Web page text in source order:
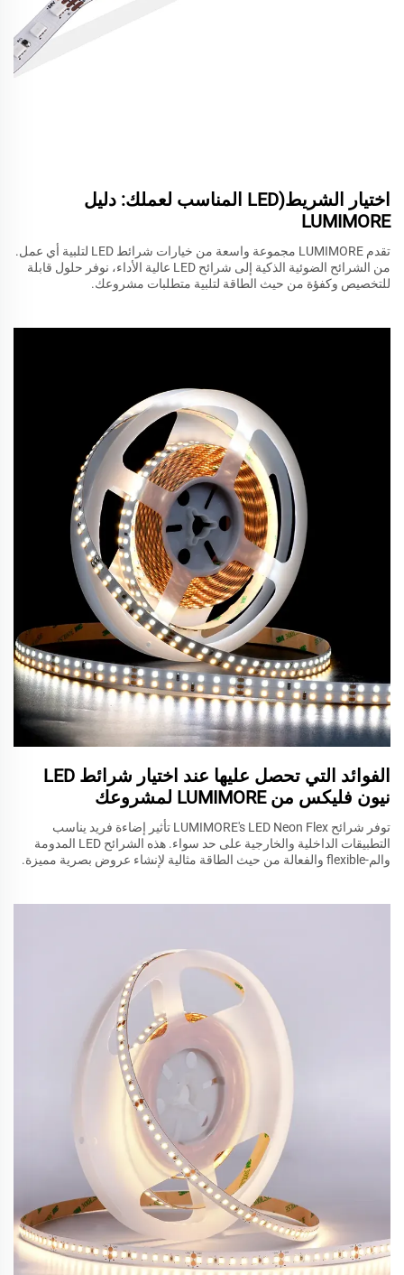
اختيار الشريط(LED المناسب لعملك: دليل
LUMIMORE
تقدم LUMIMORE مجموعة واسعة من خيارات شرائط LED لتلبية أي عمل.
من الشرائح الضوئية الذكية إلى شرائح LED عالية الأداء، نوفر حلول قابلة
للتخصيص وكفؤة من حيث الطاقة لتلبية متطلبات مشروعك.
الفوائد التي تحصل عليها عند اختيار شرائط LED
نيون فليكس من LUMIMORE لمشروعك
توفر شرائح LUMIMORE's LED Neon Flex تأثير إضاءة فريد يناسب
التطبيقات الداخلية والخارجية على حد سواء. هذه الشرائح LED المدومة
والم-flexible والفعالة من حيث الطاقة مثالية لإنشاء عروض بصرية مميزة.